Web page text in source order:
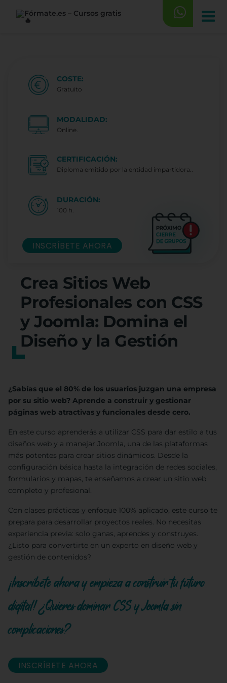
Crea Sitios Web
Profesionales con CSS
y Joomla: Domina el
Diseño y la Gestión
¿Sabías que el 80% de los usuarios juzgan una empresa
por su sitio web? Aprende a construir y gestionar
páginas web atractivas y funcionales desde cero.
En este curso aprenderás a utilizar CSS para dar estilo a tus
diseños web y a manejar Joomla, una de las plataformas
más potentes para crear sitios dinámicos. Desde la
configuración básica hasta la integración de redes sociales,
formularios y mapas, te enseñamos a crear un sitio web
completo y profesional.
Con clases prácticas y enfoque 100% aplicado, este curso te
prepara para desarrollar proyectos reales. No necesitas
experiencia previa: solo ganas, aprendes y construyes.
¿Listo para convertirte en un experto en diseño web y
gestión de contenidos?
¡Inscríbete ahora y empieza a construir tu futuro
digital! ¿Quieres dominar CSS y Joomla sin
complicaciones?
INSCRÍBETE AHORA
COSTE:
Gratuito
MODALIDAD:
Online.
CERTIFICACIÓN:
Diploma emitido por la entidad impartidora..
DURACIÓN:
100 h.
INSCRÍBETE AHORA